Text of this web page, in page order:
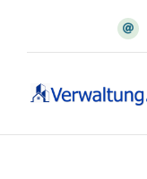
content